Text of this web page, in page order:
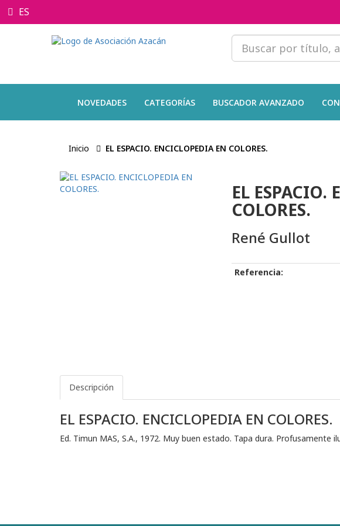
ES
NOVEDADES CATEGORÍAS BUSCADOR AVANZADO
Inicio EL ESPACIO. ENCICLOPEDIA EN COLORES.
EL ESPACIO.
COLORES.
René Gullot
Referencia:
Descripción
EL ESPACIO. ENCICLOPEDIA EN COLORES.
Ed. Timun MAS, S.A., 1972. Muy buen estado. Tapa dura. Profusamente